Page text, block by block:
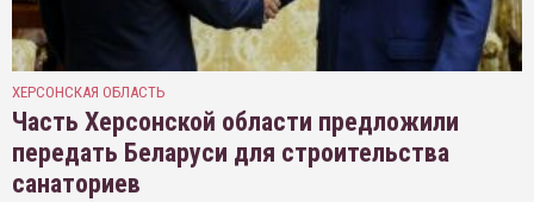
ХЕРСОНСКАЯ ОБЛАСТЬ
Часть Херсонской области предложили
передать Беларуси для строительства
санаториев